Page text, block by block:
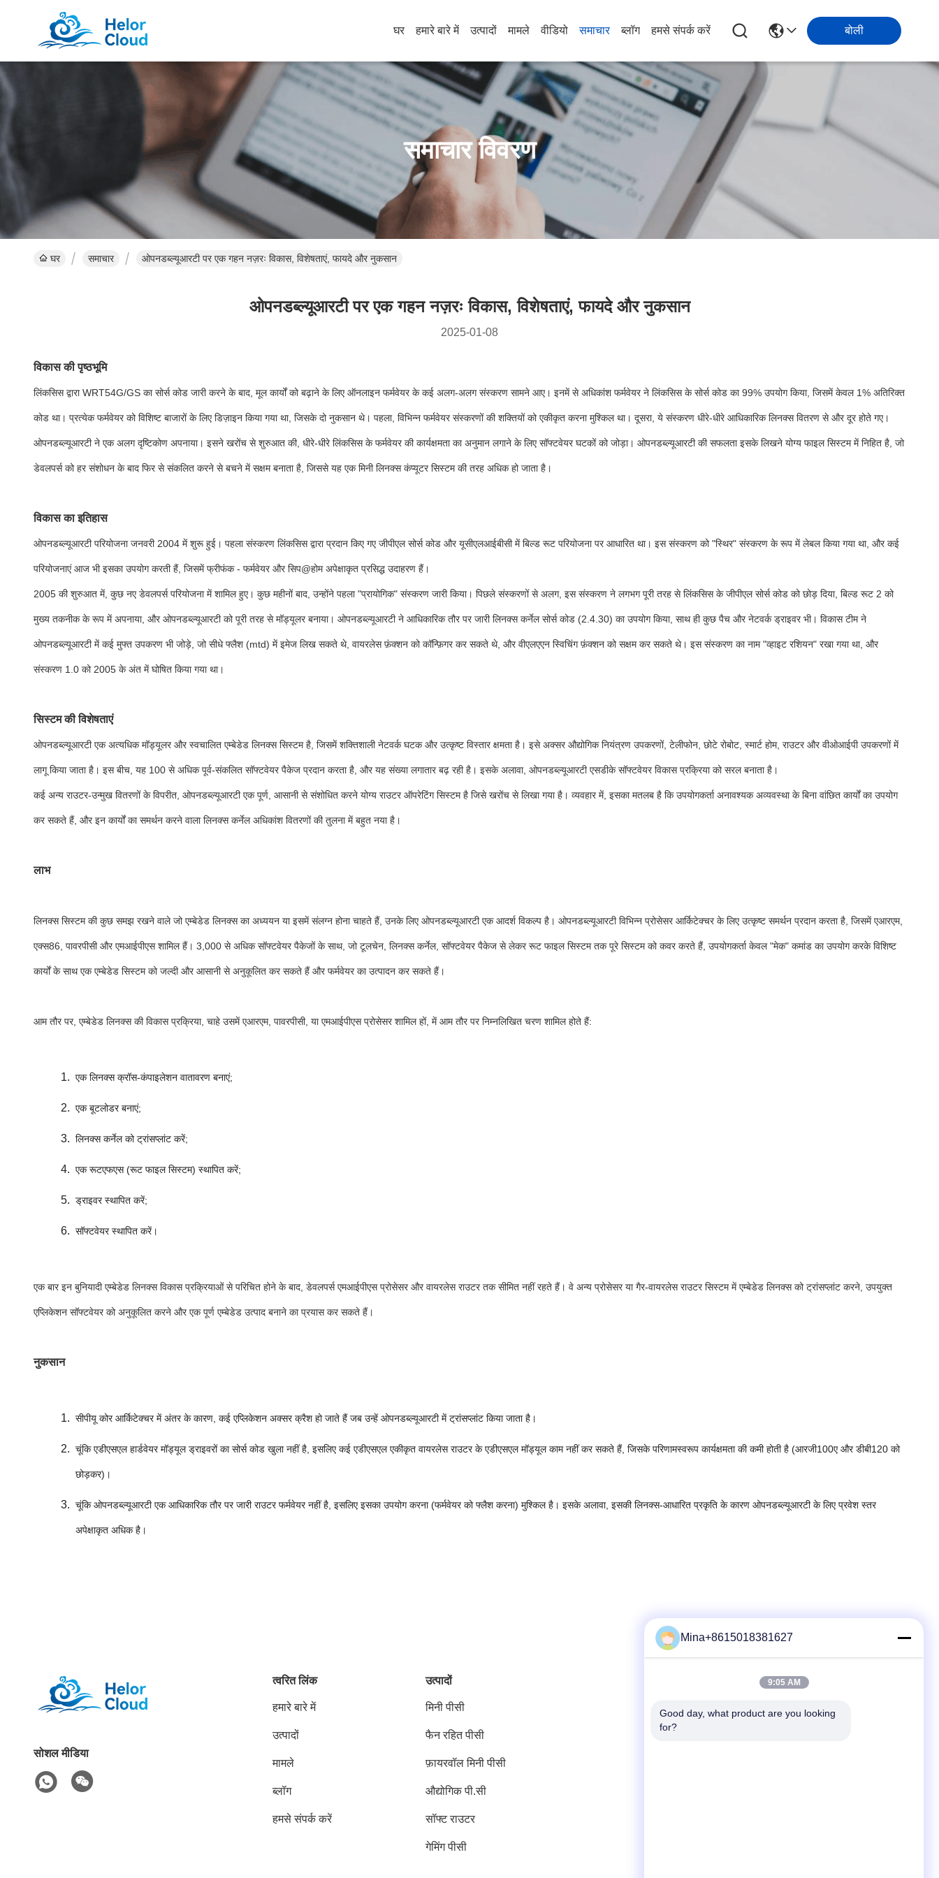
घर हमारे बारे में उत्पादों मामले वीडियो समाचार ब्लॉग हमसे संपर्क करें बोली
समाचार विवरण
घर समाचार ओपनडब्ल्यूआरटी पर एक गहन नज़रः विकास, विशेषताएं, फायदे और नुकसान
ओपनडब्ल्यूआरटी पर एक गहन नज़रः विकास, विशेषताएं, फायदे और नुकसान
2025-01-08
विकास की पृष्ठभूमि
लिंकसिस द्वारा WRT54G/GS का सोर्स कोड जारी करने के बाद, मूल कार्यों को बढ़ाने के लिए ऑनलाइन फर्मवेयर के कई अलग-अलग संस्करण सामने आए। इनमें से अधिकांश फर्मवेयर ने लिंकसिस के सोर्स कोड का 99% उपयोग किया, जिसमें केवल 1% अतिरिक्त
कोड था। प्रत्येक फर्मवेयर को विशिष्ट बाजारों के लिए डिज़ाइन किया गया था, जिसके दो नुकसान थे। पहला, विभिन्न फर्मवेयर संस्करणों की शक्तियों को एकीकृत करना मुश्किल था। दूसरा, ये संस्करण धीरे-धीरे आधिकारिक लिनक्स वितरण से और दूर होते गए।
ओपनडब्ल्यूआरटी ने एक अलग दृष्टिकोण अपनाया। इसने खरोंच से शुरुआत की, धीरे-धीरे लिंकसिस के फर्मवेयर की कार्यक्षमता का अनुमान लगाने के लिए सॉफ्टवेयर घटकों को जोड़ा। ओपनडब्ल्यूआरटी की सफलता इसके लिखने योग्य फाइल सिस्टम में निहित है, जो
डेवलपर्स को हर संशोधन के बाद फिर से संकलित करने से बचने में सक्षम बनाता है, जिससे यह एक मिनी लिनक्स कंप्यूटर सिस्टम की तरह अधिक हो जाता है।
विकास का इतिहास
ओपनडब्ल्यूआरटी परियोजना जनवरी 2004 में शुरू हुई। पहला संस्करण लिंकसिस द्वारा प्रदान किए गए जीपीएल सोर्स कोड और यूसीएलआईबीसी में बिल्ड रूट परियोजना पर आधारित था। इस संस्करण को "स्थिर" संस्करण के रूप में लेबल किया गया था, और कई
परियोजनाएं आज भी इसका उपयोग करती हैं, जिसमें फ्रीफंक - फर्मवेयर और सिप@होम अपेक्षाकृत प्रसिद्ध उदाहरण हैं।
2005 की शुरुआत में, कुछ नए डेवलपर्स परियोजना में शामिल हुए। कुछ महीनों बाद, उन्होंने पहला "प्रायोगिक" संस्करण जारी किया। पिछले संस्करणों से अलग, इस संस्करण ने लगभग पूरी तरह से लिंकसिस के जीपीएल सोर्स कोड को छोड़ दिया, बिल्ड रूट 2 को
मुख्य तकनीक के रूप में अपनाया, और ओपनडब्ल्यूआरटी को पूरी तरह से मॉड्यूलर बनाया। ओपनडब्ल्यूआरटी ने आधिकारिक तौर पर जारी लिनक्स कर्नेल सोर्स कोड (2.4.30) का उपयोग किया, साथ ही कुछ पैच और नेटवर्क ड्राइवर भी। विकास टीम ने
ओपनडब्ल्यूआरटी में कई मुफ्त उपकरण भी जोड़े, जो सीधे फ्लैश (mtd) में इमेज लिख सकते थे, वायरलेस फ़ंक्शन को कॉन्फ़िगर कर सकते थे, और वीएलएएन स्विचिंग फ़ंक्शन को सक्षम कर सकते थे। इस संस्करण का नाम "व्हाइट रशियन" रखा गया था, और
संस्करण 1.0 को 2005 के अंत में घोषित किया गया था।
सिस्टम की विशेषताएं
ओपनडब्ल्यूआरटी एक अत्यधिक मॉड्यूलर और स्वचालित एम्बेडेड लिनक्स सिस्टम है, जिसमें शक्तिशाली नेटवर्क घटक और उत्कृष्ट विस्तार क्षमता है। इसे अक्सर औद्योगिक नियंत्रण उपकरणों, टेलीफोन, छोटे रोबोट, स्मार्ट होम, राउटर और वीओआईपी उपकरणों में
लागू किया जाता है। इस बीच, यह 100 से अधिक पूर्व-संकलित सॉफ्टवेयर पैकेज प्रदान करता है, और यह संख्या लगातार बढ़ रही है। इसके अलावा, ओपनडब्ल्यूआरटी एसडीके सॉफ्टवेयर विकास प्रक्रिया को सरल बनाता है।
कई अन्य राउटर-उन्मुख वितरणों के विपरीत, ओपनडब्ल्यूआरटी एक पूर्ण, आसानी से संशोधित करने योग्य राउटर ऑपरेटिंग सिस्टम है जिसे खरोंच से लिखा गया है। व्यवहार में, इसका मतलब है कि उपयोगकर्ता अनावश्यक अव्यवस्था के बिना वांछित कार्यों का उपयोग
कर सकते हैं, और इन कार्यों का समर्थन करने वाला लिनक्स कर्नेल अधिकांश वितरणों की तुलना में बहुत नया है।
लाभ
लिनक्स सिस्टम की कुछ समझ रखने वाले जो एम्बेडेड लिनक्स का अध्ययन या इसमें संलग्न होना चाहते हैं, उनके लिए ओपनडब्ल्यूआरटी एक आदर्श विकल्प है। ओपनडब्ल्यूआरटी विभिन्न प्रोसेसर आर्किटेक्चर के लिए उत्कृष्ट समर्थन प्रदान करता है, जिसमें एआरएम,
एक्स86, पावरपीसी और एमआईपीएस शामिल हैं। 3,000 से अधिक सॉफ्टवेयर पैकेजों के साथ, जो टूलचेन, लिनक्स कर्नेल, सॉफ्टवेयर पैकेज से लेकर रूट फाइल सिस्टम तक पूरे सिस्टम को कवर करते हैं, उपयोगकर्ता केवल "मेक" कमांड का उपयोग करके विशिष्ट
कार्यों के साथ एक एम्बेडेड सिस्टम को जल्दी और आसानी से अनुकूलित कर सकते हैं और फर्मवेयर का उत्पादन कर सकते हैं।
आम तौर पर, एम्बेडेड लिनक्स की विकास प्रक्रिया, चाहे उसमें एआरएम, पावरपीसी, या एमआईपीएस प्रोसेसर शामिल हों, में आम तौर पर निम्नलिखित चरण शामिल होते हैं:
एक लिनक्स क्रॉस-कंपाइलेशन वातावरण बनाएं;
एक बूटलोडर बनाएं;
लिनक्स कर्नेल को ट्रांसप्लांट करें;
एक रूटएफएस (रूट फाइल सिस्टम) स्थापित करें;
ड्राइवर स्थापित करें;
सॉफ्टवेयर स्थापित करें।
एक बार इन बुनियादी एम्बेडेड लिनक्स विकास प्रक्रियाओं से परिचित होने के बाद, डेवलपर्स एमआईपीएस प्रोसेसर और वायरलेस राउटर तक सीमित नहीं रहते हैं। वे अन्य प्रोसेसर या गैर-वायरलेस राउटर सिस्टम में एम्बेडेड लिनक्स को ट्रांसप्लांट करने, उपयुक्त
एप्लिकेशन सॉफ्टवेयर को अनुकूलित करने और एक पूर्ण एम्बेडेड उत्पाद बनाने का प्रयास कर सकते हैं।
नुकसान
सीपीयू कोर आर्किटेक्चर में अंतर के कारण, कई एप्लिकेशन अक्सर क्रैश हो जाते हैं जब उन्हें ओपनडब्ल्यूआरटी में ट्रांसप्लांट किया जाता है।
चूंकि एडीएसएल हार्डवेयर मॉड्यूल ड्राइवरों का सोर्स कोड खुला नहीं है, इसलिए कई एडीएसएल एकीकृत वायरलेस राउटर के एडीएसएल मॉड्यूल काम नहीं कर सकते हैं, जिसके परिणामस्वरूप कार्यक्षमता की कमी होती है (आरजी100ए और डीबी120 को
छोड़कर)।
चूंकि ओपनडब्ल्यूआरटी एक आधिकारिक तौर पर जारी राउटर फर्मवेयर नहीं है, इसलिए इसका उपयोग करना (फर्मवेयर को फ्लैश करना) मुश्किल है। इसके अलावा, इसकी लिनक्स-आधारित प्रकृति के कारण ओपनडब्ल्यूआरटी के लिए प्रवेश स्तर
अपेक्षाकृत अधिक है।
सोशल मीडिया
त्वरित लिंक
हमारे बारे में
उत्पादों
मामले
ब्लॉग
हमसे संपर्क करें
उत्पादों
मिनी पीसी
फैन रहित पीसी
फ़ायरवॉल मिनी पीसी
औद्योगिक पी.सी
सॉफ्ट राउटर
गेमिंग पीसी
टेलीफोन
Mina+8615018381627
9:05 AM
Good day, what product are you looking
for?